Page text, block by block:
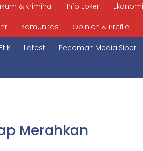
& Kriminal Info Loker Ekonomi
Komunitas Opinion & Profile
Latest Pedoman Media Siber
Merahkan